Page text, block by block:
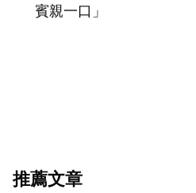
賓親一口」
推薦文章